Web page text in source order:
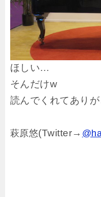
ほしい…
そんだけw
読んでくれてありが
萩原悠(Twitter→